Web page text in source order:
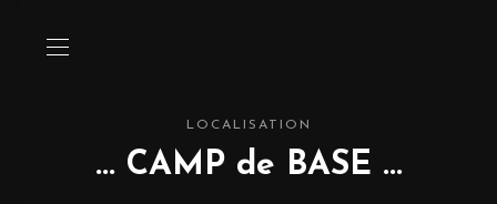
LOCALISATION
... CAMP de BASE ...